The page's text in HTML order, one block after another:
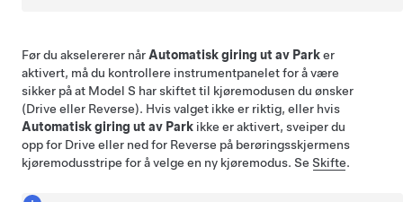
Før du akselererer når Automatisk giring ut av Parker
aktivert, må du kontrollere instrumentpaneletfor å være
sikker på at Model S har skiftet til kjøremodusen du ønsker
(Drive eller Reverse). Hvis valget ikke er riktig, eller hvis
Automatisk giring ut av Park ikke er aktivert, sveiper du
opp for Drive eller ned for Reverse på berøringsskjermens
kjøremodusstripe for å velge en ny kjøremodus. Se Skifte.